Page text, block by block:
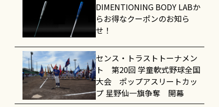
DIMENTIONING BODY LABか
らお得なクーポンのお知ら
せ！
センス・トラストトーナメン
ト 第20回 学童軟式野球全国
大会 ポップアスリートカッ
プ 星野仙一旗争奪 開幕